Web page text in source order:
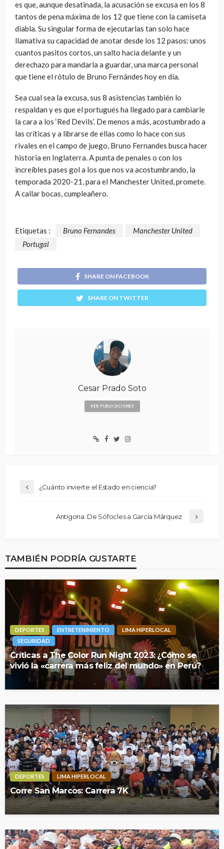
es que, aunque desatinada, la acusación se excusa en los 8
tantos de pena máxima de los 12 que tiene con la camiseta
diabla. Su singular forma de ejecutarlas tan solo hace
llamativa su capacidad de anotar desde los 12 pasos: unos
cuantos pasitos cortos, un salto hacia delante y un
derechazo para mandarla a guardar, una marca personal
que tiene el rótulo de Bruno Fernándes hoy en día.
Sea cual sea la excusa, sus 8 asistencias también lo
respaldan y es que el portugués ha llegado para cambiarle
la cara a los ‘Red Devils’. De menos a más, acostumbrado a
las críticas y a librarse de ellas como lo hace con sus
rivales en el campo de juego, Bruno Fernandes busca hacer
historia en Inglaterra. A punta de penales o con los
increíbles pases gol a los que nos va acostumbrando, la
temporada 2020-21, para el Manchester United, promete.
A callar bocas, cumpleañero.
Etiquetas : Bruno Fernandes
Manchester United
Portugal
SHARE ON FACEBOOK
SHARE ON TWITTER
Cesar Prado Soto
VER PUBLICACIONES
¿Cuánto invierte el Estado en ciencia?
Antígona: De Sófocles a García Márquez
TAMBIÉN PODRÍA GUSTARTE
DEPORTES ENTRETENIMIENTO
LIMA HIPERLOCAL
SEGURIDAD
Críticas a The Color Run Night 2023: ¿Cómo se
vivió la «carrera más feliz del mundo» en Perú?
DEPORTES LIMA HIPERLOCAL
Corre San Marcos: Carrera 7K